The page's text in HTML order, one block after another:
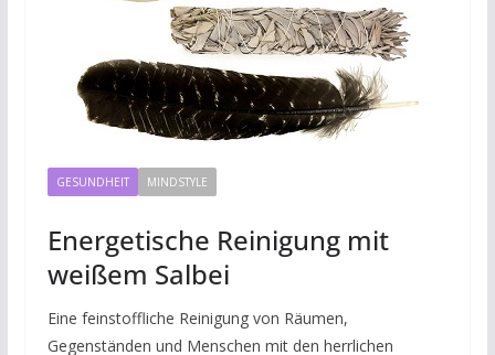
GESUNDHEIT MINDSTYLE
Energetische Reinigung mit
weißem Salbei
Eine feinstoffliche Reinigung von Räumen,
Gegenständen und Menschen mit den herrlichen